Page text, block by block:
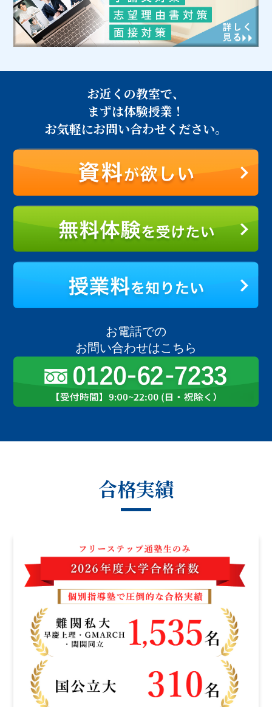
お近くの教室で、
まずは体験授業！
お気軽にお問い合わせください。
お電話での
お問い合わせはこちら
合格実績